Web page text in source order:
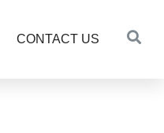
CONTACT US